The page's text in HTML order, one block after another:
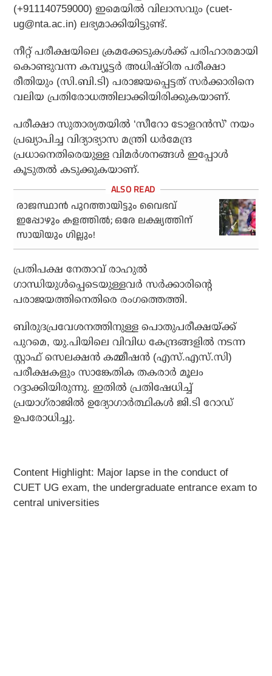
(+911140759000) ഇമെയില്‍ വിലാസവും (cuet-
ug@nta.ac.in) ലഭ്യമാക്കിയിട്ടുണ്ട്.
നീറ്റ് പരീക്ഷയിലെ ക്രമക്കേടുകള്‍ക്ക് പരിഹാരമായി
കൊണ്ടുവന്ന കമ്പ്യൂട്ടര്‍ അധിഷ്ഠിത പരീക്ഷാ
രീതിയും (സി.ബി.ടി) പരാജയപ്പെട്ടത് സര്‍ക്കാരിനെ
വലിയ പ്രതിരോധത്തിലാക്കിയിരിക്കുകയാണ്.
പരീക്ഷാ സുതാര്യതയില്‍ ‘സീറോ ടോളറന്‍സ്’ നയം
പ്രഖ്യാപിച്ച വിദ്യാഭ്യാസ മന്ത്രി ധര്‍മേന്ദ്ര
പ്രധാനെതിരെയുള്ള വിമര്‍ശനങ്ങള്‍ ഇപ്പോള്‍
കൂടുതല്‍ കടുക്കുകയാണ്.
രാജസ്ഥാന്‍ പുറത്തായിട്ടും വൈഭവ്
ഇപ്പോഴും കളത്തില്‍; ഒരേ ലക്ഷ്യത്തിന്
സായിയും ഗില്ലും!
പ്രതിപക്ഷ നേതാവ് രാഹുല്‍
ഗാന്ധിയുള്‍പ്പെടെയുള്ളവര്‍ സര്‍ക്കാരിന്റെ
പരാജയത്തിനെതിരെ രംഗത്തെത്തി.
ബിരുദപ്രവേശനത്തിനുള്ള പൊതുപരീക്ഷയ്ക്ക്
പുറമെ, യു.പിയിലെ വിവിധ കേന്ദ്രങ്ങളില്‍ നടന്ന
സ്റ്റാഫ് സെലക്ഷന്‍ കമ്മീഷന്‍ (എസ്.എസ്.സി)
പരീക്ഷകളും സാങ്കേതിക തകരാര്‍ മൂലം
റദ്ദാക്കിയിരുന്നു. ഇതില്‍ പ്രതിഷേധിച്ച്
പ്രയാഗ്‌രാജില്‍ ഉദ്യോഗാര്‍ത്ഥികള്‍ ജി.ടി റോഡ്
ഉപരോധിച്ചു.
Content Highlight: Major lapse in the conduct of
CUET UG exam, the undergraduate entrance exam to
central universities